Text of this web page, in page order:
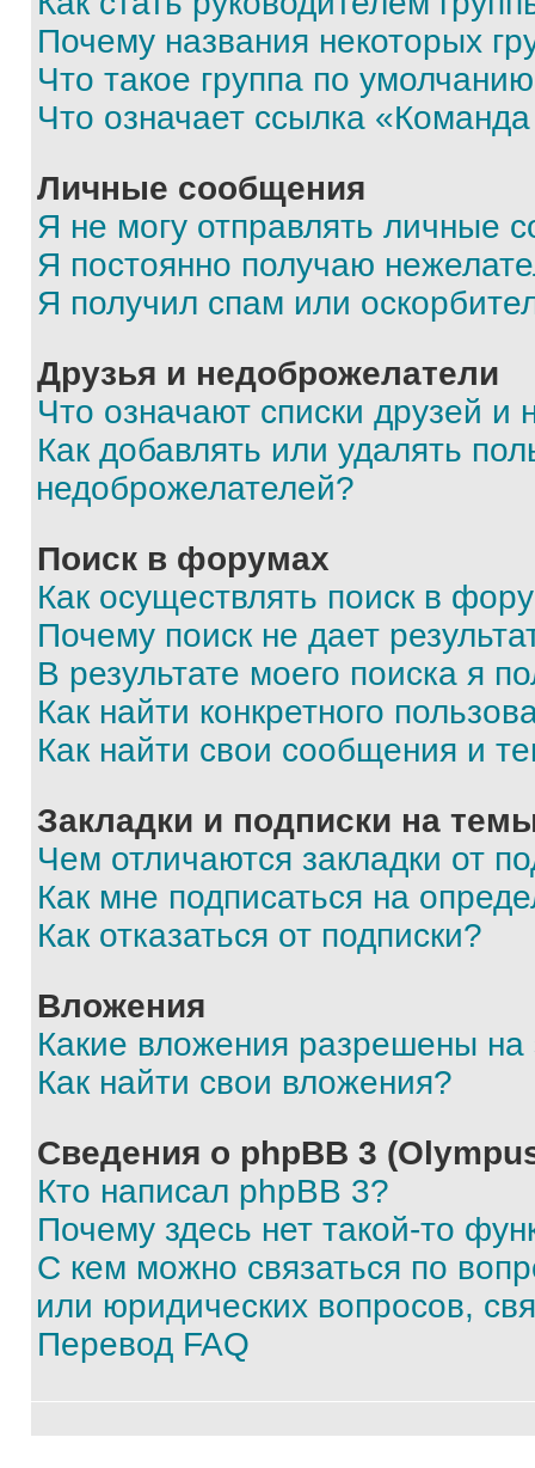
Почему названия некоторых
Что такое группа по
Что означает ссылка
Личные сообщения
Я не могу отправлять личные
Я постоянно получаю
Я получил спам или
Друзья и недоброжелатели
Что означают списки друзей и
Как добавлять или удалять
недоброжелателей?
Поиск в форумах
Как осуществлять поиск в
Почему поиск не дает
В результате моего поиска я
Как найти конкретного
Как найти свои сообщения и
Закладки и подписки на
Чем отличаются закладки от
Как мне подписаться на
Как отказаться от подписки?
Вложения
Какие вложения разрешены
Как найти свои вложения?
Сведения о phpBB 3
Кто написал phpBB 3?
Почему здесь нет такой-то
С кем можно связаться по
или юридических вопросов,
Перевод FAQ